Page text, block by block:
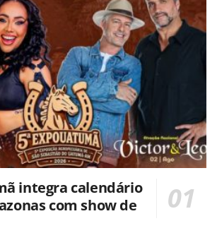
integra calendário
com show de